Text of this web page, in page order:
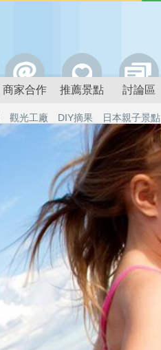
商家合作 推薦景點 討論區
觀光工廠 DIY摘果 日本親子景點